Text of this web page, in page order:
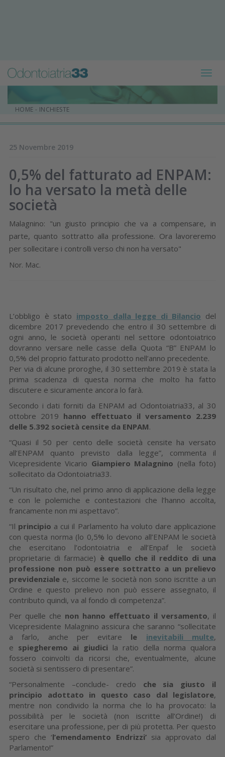
HOME - INCHIESTE
25 Novembre 2019
0,5% del fatturato ad ENPAM:
lo ha versato la metà delle
società
Malagnino: "un giusto principio che va a compensare, in
parte, quanto sottratto alla professione. Ora lavoreremo
per sollecitare i controlli verso chi non ha versato"
Nor. Mac.
L’obbligo è stato imposto dalla legge di Bilancio del
dicembre 2017 prevedendo che entro il 30 settembre di
ogni anno, le società operanti nel settore odontoiatrico
dovranno versare nelle casse della Quota “B” ENPAM lo
0,5% del proprio fatturato prodotto nell’anno precedente.
Per via di alcune proroghe, il 30 settembre 2019 è stata la
prima scadenza di questa norma che molto ha fatto
discutere e sicuramente ancora lo farà.
Secondo i dati forniti da ENPAM ad Odontoiatria33, al 30
ottobre 2019 hanno effettuato il versamento 2.239
delle 5.392 società censite da ENPAM.
“Quasi il 50 per cento delle società censite ha versato
all’ENPAM quanto previsto dalla legge”, commenta il
Vicepresidente Vicario Giampiero Malagnino (nella foto)
sollecitato da Odontoiatria33.
“Un risultato che, nel primo anno di applicazione della legge
e con le polemiche e contestazioni che l’hanno accolta,
francamente non mi aspettavo”.
“Il principio a cui il Parlamento ha voluto dare applicazione
con questa norma (lo 0,5% lo devono all’ENPAM le società
che esercitano l’odontoiatria e all’Enpaf le società
proprietarie di farmacie) è quello che il reddito di una
professione non può essere sottratto a un prelievo
previdenziale e, siccome le società non sono iscritte a un
Ordine e questo prelievo non può essere assegnato, il
contributo quindi, va al fondo di competenza”.
Per quelle che non hanno effettuato il versamento, il
Vicepresidente Malagnino assicura che saranno “sollecitate
a farlo, anche per evitare le inevitabili multe,
e spiegheremo ai giudici la ratio della norma qualora
fossero coinvolti da ricorsi che, eventualmente, alcune
società si sentissero di presentare”.
“Personalmente –conclude- credo che sia giusto il
principio adottato in questo caso dal legislatore,
mentre non condivido la norma che lo ha provocato: la
possibilità per le società (non iscritte all’Ordine!) di
esercitare una professione, per di più protetta. Per questo
spero che ‘l’emendamento Endrizzi’sia approvato dal
Parlamento!”